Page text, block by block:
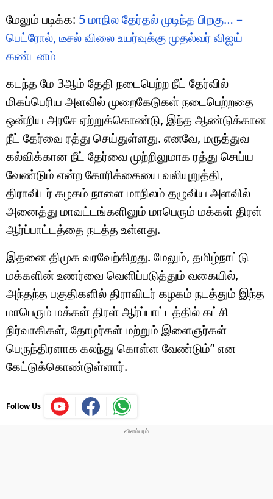
மேலும் படிக்க: 5 மாநில தேர்தல் முடிந்த பிறகு… –
பெட்ரோல், டீசல் விலை உயர்வுக்கு முதல்வர் விஜய்
கண்டனம்
கடந்த மே 3ஆம் தேதி நடைபெற்ற நீட் தேர்வில்
மிகப்பெரிய அளவில் முறைகேடுகள் நடைபெற்றதை
ஒன்றிய அரசே ஏற்றுக்கொண்டு, இந்த ஆண்டுக்கான
நீட் தேர்வை ரத்து செய்துள்ளது. எனவே, மருத்துவ
கல்விக்கான நீட் தேர்வை முற்றிலுமாக ரத்து செய்ய
வேண்டும் என்ற கோரிக்கையை வலியுறுத்தி,
திராவிடர் கழகம் நாளை மாநிலம் தழுவிய அளவில்
அனைத்து மாவட்டங்களிலும் மாபெரும் மக்கள் திரள்
ஆர்ப்பாட்டத்தை நடத்த உள்ளது.
இதனை திமுக வரவேற்கிறது. மேலும், தமிழ்நாட்டு
மக்களின் உணர்வை வெளிப்படுத்தும் வகையில்,
அந்தந்த பகுதிகளில் திராவிடர் கழகம் நடத்தும் இந்த
மாபெரும் மக்கள் திரள் ஆர்ப்பாட்டத்தில் கட்சி
நிர்வாகிகள், தோழர்கள் மற்றும் இளைஞர்கள்
பெருந்திரளாக கலந்து கொள்ள வேண்டும்” என
கேட்டுக்கொண்டுள்ளார்.
Follow Us